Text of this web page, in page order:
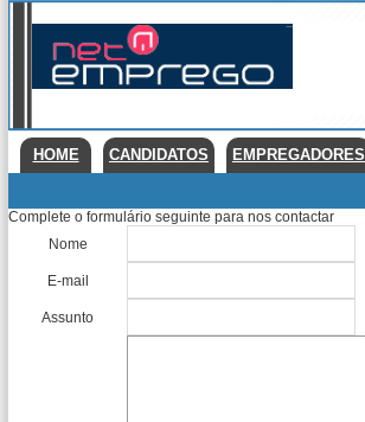
HOME CANDIDATOS EMPREGADORES
Complete o formulário seguinte para nos contactar
Nome
E-mail
Assunto